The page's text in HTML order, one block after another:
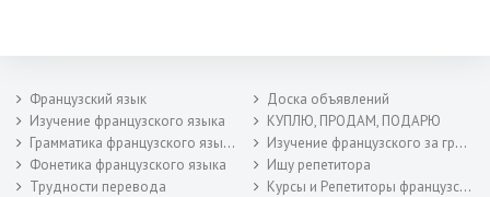
Французский язык
Изучение французского языка
Грамматика французского языка
Фонетика французского языка
Трудности перевода
Доска объявлений
КУПЛЮ, ПРОДАМ, ПОДАРЮ
Изучение французского за границей
Ищу репетитора
Курсы и Репетиторы французского